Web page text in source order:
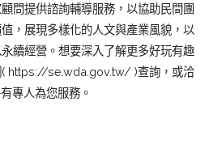
問提供諮詢輔導服務，以協助民間團
，展現多樣化的人文與產業風貌，以
續經營。想要深入了解更多好玩有趣
( https://se.wda.gov.tw/ )查詢，或洽
專人為您服務。